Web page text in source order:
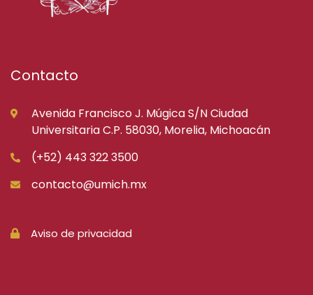
Contacto
Avenida Francisco J. Múgica S/N Ciudad
Universitaria C.P. 58030, Morelia, Michoacán
(+52) 443 322 3500
contacto@umich.mx
Aviso de privacidad